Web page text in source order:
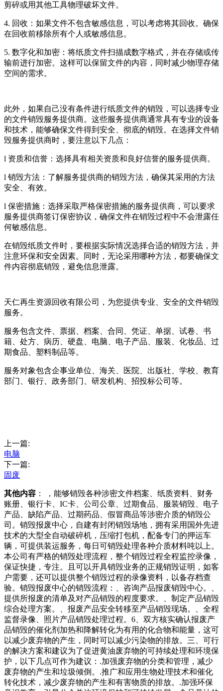
剪碎或用其他工具物理破坏文件。
4. 回收：如果文件不包含敏感信息，可以考虑将其回收。确保
在回收前移除所有个人或敏感信息。
5. 数字化和加密：将纸质文件扫描成数字格式，并在存储或传
输前进行加密。这样可以保留文件的内容，同时减少物理存储
空间的需求。
此外，如果自己没有条件进行纸质文件的销毁，可以选择专业
的文件销毁服务提供商。这些服务提供商通常具有专业的设备
和技术，能够确保文件得到安全、彻底的销毁。在选择文件销
毁服务提供商时，要注意以下几点：
l 资质和信誉：选择具有相关资质和良好信誉的服务提供商。
l 销毁方法：了解服务提供商的销毁方法，确保其采用的方法
安全、有效。
l 保密措施：选择采取严格保密措施的服务提供商，可以要求
服务提供商签订保密协议，确保文件在销毁过程中不会泄露任
何敏感信息。
在销毁纸质文件时，要根据实际情况选择合适的销毁方法，并
注意环保和安全因素。同时，无论采用哪种方法，都要确保文
件内容彻底销毁，避免信息泄露。
天仁再生资源回收有限公司，为您提供专业、安全的文件销毁
服务。
服务包含文件、票据、档案、合同、凭证、单据、试卷、书
籍、处方、病历、硬盘、电脑、电子产品、服装、化妆品、过
期食品、塑料制品等。
服务对象包含企事业单位、海关、医院、出版社、学校、教育
部门、银行、政务部门、研发机构、招投标公司等。
上一篇:
电脑
下一篇:
固废
其他内容 ： ，能够销毁各种涉密文件档案、纸质资料、财务
账册、银行卡、IC卡、公司公章、过期食品、服装销毁、电子
产品、缺陷产品、过期药品、假冒商品等涉密介质的销毁公
司。销毁报废中心，自建有封闭销毁场地，拥有采用国外先进
技术的大型全自动破碎机，压缩打包机，配备专门的押运车
辆，可提供装运服务，每日可销毁处理各种介质材料吨以上。
本公司有严格的销毁处理流程，整个销毁过程全程监控录像，
保证快捷，专注。且可以开具销毁业务的正规销毁证明，如客
户需要，还可以提供整个销毁过程的录像资料，以备存档查
验。销毁报废中心的销毁流程：、咨询产品报废销毁中心。、
提供所报废的清单及对产品销毁的程度要求。、制定产品销毁
综合处理方案。、报废产品安全转移至产品销毁现场。、全程
监督录像、照片产品销毁处理过程。6、双方核实确认报废产
品销毁的催化剂加热和降解转化为有用的化合物和能量，这可
以减少废弃物的产生，同时可以减少污染物的排放。三、可行
的解决方案和建议为了促进黄油废弃物的可持续处理和环境保
护，以下几点可作为建议：.加强废弃物的分类和管理，减少
废弃物的产生和垃圾倾倒。.推广和应用生物处理技术和催化
转化技术，减少废弃物的产生和有害物质的排放。.加强环保